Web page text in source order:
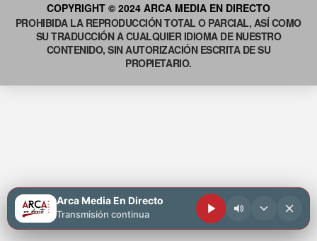
COPYRIGHT © 2024 ARCA MEDIA EN DIRECTO
PROHIBIDA LA REPRODUCCIÓN TOTAL O PARCIAL, ASÍ COMO
SU TRADUCCIÓN A CUALQUIER IDIOMA DE NUESTRO
CONTENIDO, SIN AUTORIZACIÓN ESCRITA DE SU
PROPIETARIO.
Arca Media En Directo
Transmisión continua